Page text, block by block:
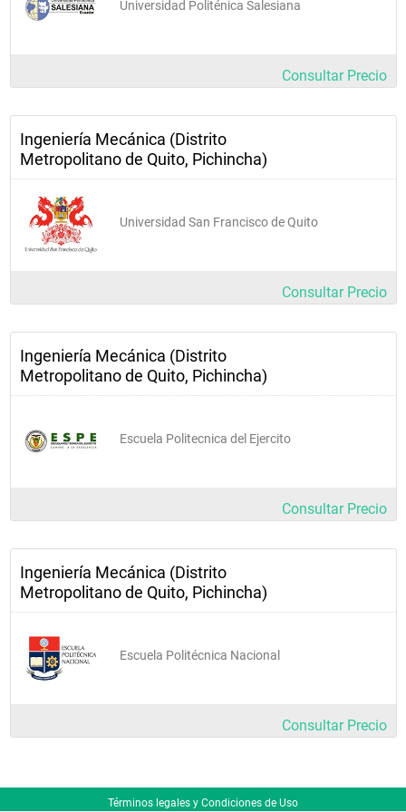
Universidad Politénica Salesiana
Consultar Precio
Ingeniería Mecánica (Distrito
Metropolitano de Quito, Pichincha)
Universidad San Francisco de Quito
Consultar Precio
Ingeniería Mecánica (Distrito
Metropolitano de Quito, Pichincha)
Escuela Politecnica del Ejercito
Consultar Precio
Ingeniería Mecánica (Distrito
Metropolitano de Quito, Pichincha)
Escuela Politécnica Nacional
Consultar Precio
Términos legales y Condiciones de Uso